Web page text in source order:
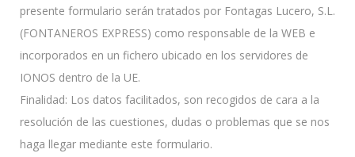
presente formulario serán tratados por Fontagas Lucero, S.L.
(FONTANEROS EXPRESS) como responsable de la WEB e
incorporados en un fichero ubicado en los servidores de
IONOS dentro de la UE.
Finalidad: Los datos facilitados, son recogidos de cara a la
resolución de las cuestiones, dudas o problemas que se nos
haga llegar mediante este formulario.